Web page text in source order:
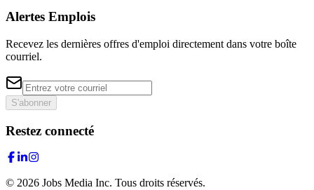
Alertes Emplois
Recevez les dernières offres d'emploi directement dans votre boîte
courriel.
S'abonner
Restez connecté
© 2026 Jobs Media Inc. Tous droits réservés.